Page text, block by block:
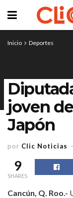
Inicio Deportes
joven
Japón
por Clic Noticias
9
SHARES
Cancún, Q. Roo.-